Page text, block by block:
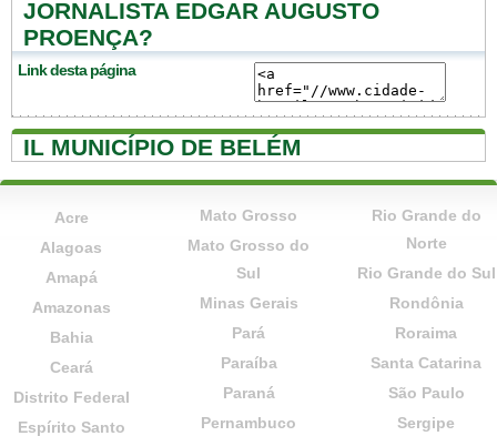
JORNALISTA EDGAR AUGUSTO
PROENÇA?
Link desta página
IL MUNICÍPIO DE BELÉM
Acre
Alagoas
Amapá
Amazonas
Bahia
Ceará
Distrito Federal
Espírito Santo
Mato Grosso
Mato Grosso do
Sul
Minas Gerais
Pará
Paraíba
Paraná
Pernambuco
Rio Grande do
Norte
Rio Grande do Sul
Rondônia
Roraima
Santa Catarina
São Paulo
Sergipe